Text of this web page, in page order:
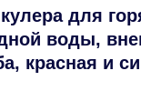
для
воды,
красная и